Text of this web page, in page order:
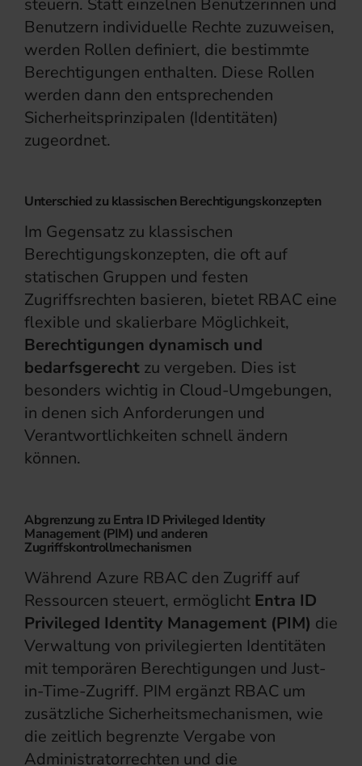
steuern. Statt einzelnen Benutzerinnen und
Benutzern individuelle Rechte zuzuweisen,
werden Rollen definiert, die bestimmte
Berechtigungen enthalten. Diese Rollen
werden dann den entsprechenden
Sicherheitsprinzipalen (Identitäten)
zugeordnet.
Unterschied zu klassischen Berechtigungskonzepten
Im Gegensatz zu klassischen
Berechtigungskonzepten, die oft auf
statischen Gruppen und festen
Zugriffsrechten basieren, bietet RBAC eine
flexible und skalierbare Möglichkeit,
Berechtigungen dynamisch und
bedarfsgerecht zu vergeben. Dies ist
besonders wichtig in Cloud-Umgebungen,
in denen sich Anforderungen und
Verantwortlichkeiten schnell ändern
können.
Abgrenzung zu Entra ID Privileged Identity
Management (PIM) und anderen
Zugriffskontrollmechanismen
Während Azure RBAC den Zugriff auf
Ressourcen steuert, ermöglicht Entra ID
Privileged Identity Management (PIM) die
Verwaltung von privilegierten Identitäten
mit temporären Berechtigungen und Just-
in-Time-Zugriff. PIM ergänzt RBAC um
zusätzliche Sicherheitsmechanismen, wie
die zeitlich begrenzte Vergabe von
Administratorrechten und die